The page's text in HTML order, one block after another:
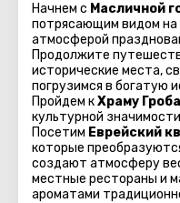
Начнем с Масличной
потрясающим видом на
атмосферой
Продолжите
исторические места,
погрузимся в богатую
Пройдем кХраму
культурной
Посетим Еврейский
которые
создают атмосферу
местные рестораны и
ароматами